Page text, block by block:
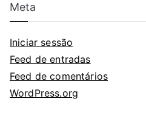
Meta
Iniciar sessão
Feed de entradas
Feed de comentários
WordPress.org